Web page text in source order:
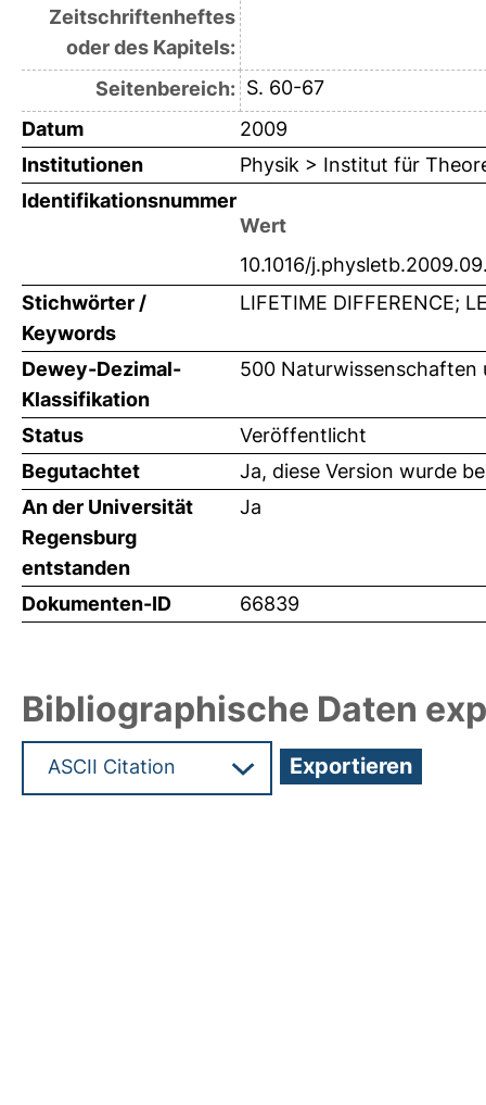
Zeitschriftenheftes
oder des Kapitels:
Seitenbereich: S. 60-67
Datum
2009
Institutionen
Physik > Institut für
Identifikationsnummer
Wert
10.1016/
Stichwörter /
Keywords
LIFETIME DIFFERENCE;
Dewey-Dezimal-
Klassifikation
500 Naturwissenschaften
Status
Veröffentlicht
Begutachtet
Ja, diese Version wurde
An der Universität
Regensburg
entstanden
Ja
Dokumenten-ID 66839
Bibliographische Daten